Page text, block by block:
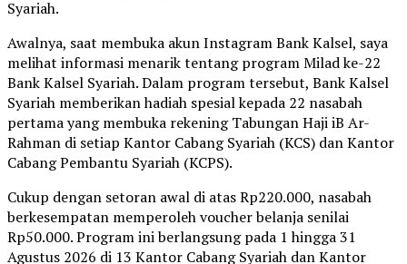
Syariah.
Awalnya, saat membuka akun Instagram Bank Kalsel, saya
melihat informasi menarik tentang program Milad ke-22
Bank Kalsel Syariah. Dalam program tersebut, Bank Kalsel
Syariah memberikan hadiah spesial kepada 22 nasabah
pertama yang membuka rekening Tabungan Haji iB Ar-
Rahman di setiap Kantor Cabang Syariah (KCS) dan Kantor
Cabang Pembantu Syariah (KCPS).
Cukup dengan setoran awal di atas Rp220.000, nasabah
berkesempatan memperoleh voucher belanja senilai
Rp50.000. Program ini berlangsung pada 1 hingga 31
Agustus 2026 di 13 Kantor Cabang Syariah dan Kantor